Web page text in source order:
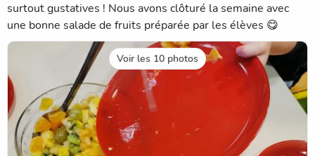
surtout gustatives ! Nous avons clôturé la semaine avec
une bonne salade de fruits préparée par les élèves 😋
Voir les 10 photos